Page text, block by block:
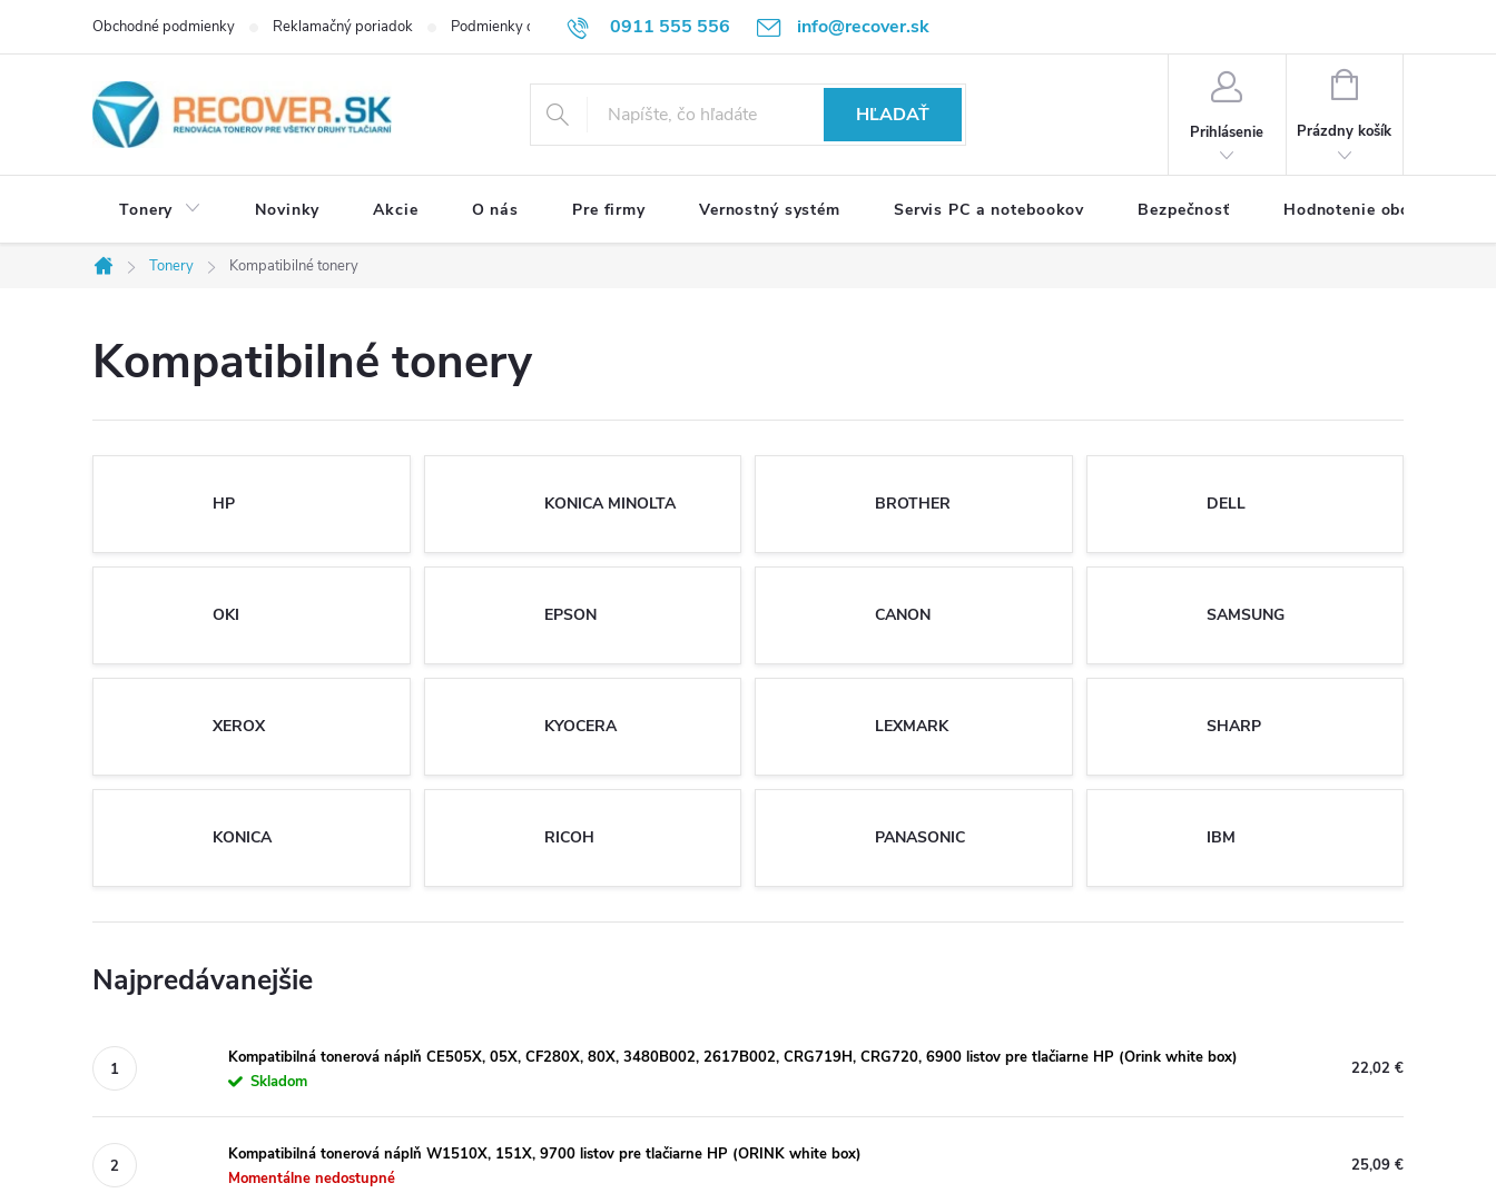
0911 555 556 info@recover.sk
Obchodné podmienky Reklamačný poriadok Podmienky ochrany osobných údajov Formulár na odstúpenie od zmluvy
HĽADAŤ
Prihlásenie
NÁKUPNÝ
Prázdny košík
Tonery Novinky Akcie O nás Pre firmy Vernostný systém Servis PC a notebookov Bezpečnosť Hodnotenie obchodu
Domov
Tonery Kompatibilné tonery
Kompatibilné tonery
HP KONICA MINOLTA BROTHER DELL
OKI EPSON CANON SAMSUNG
XEROX KYOCERA LEXMARK SHARP
KONICA RICOH PANASONIC IBM
Najpredávanejšie
Kompatibilná tonerová náplň CE505X, 05X, CF280X, 80X, 3480B002, 2617B002, CRG719H, CRG720, 6900 listov pre tlačiarne HP (Orink white box)
Skladom
22,02 €
Kompatibilná tonerová náplň W1510X, 151X, 9700 listov pre tlačiarne HP (ORINK white box)
Momentálne nedostupné
25,09 €